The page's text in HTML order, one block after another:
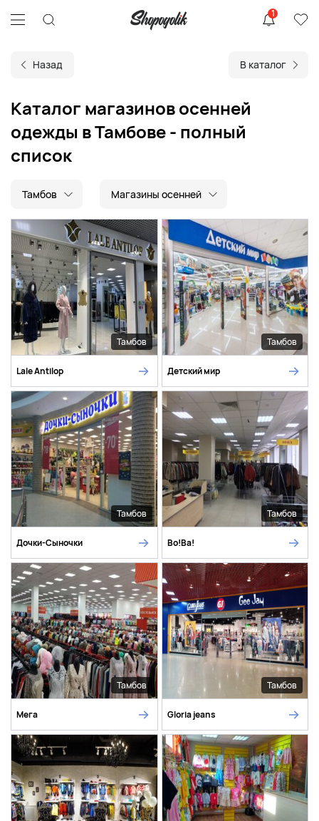
1
Назад В каталог
Каталог магазинов осенней
одежды в Тамбове - полный
список
Тамбов Магазины осенней
Тамбов
Lale Antilop
Тамбов
Детский мир
Тамбов
Дочки-Сыночки
Тамбов
Во!Ва!
Тамбов
Мега
Тамбов
Gloria jeans